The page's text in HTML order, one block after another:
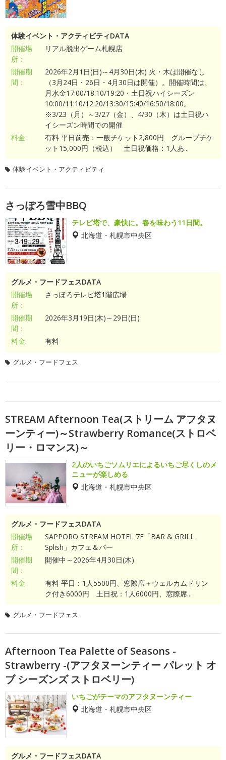
体験イベント・アクティビティDATA
開催場
所：
リアル脱出ゲーム札幌店
開催期
間：
2026年2月1日(日)～4月30日(木) 火・木は開催なし
（3月24日・26日・4月30日は開催）。開催時間は、
月水金17:00/18:10/19:20・土日祝ハイシーズン
10:00/11:10/12:20/13:30/15:40/16:50/18:00。
※3/23（月）～3/27（金）、4/30（木）は土日祝ハ
イシーズン時間での開催
料金:
有料 平日前売：一般チケット2,800円 グループチケ
ット15,000円（税込） 土日祝価格：1人あ...
体験イベント・アクティビティ
さっぽろ雪中BBQ
テレビ塔で、豪快に。春を味わう11日間。
北海道・札幌市中央区
グルメ・フードフェスDATA
開催場
所：
さっぽろテレビ塔1階広場
開催期
間：
2026年3月19日(木)～29日(日)
料金: 有料
グルメ・フードフェス
STREAM Afternoon Tea(ストリーム アフタヌ
ーンティー)～Strawberry Romance(ストロベ
リー・ロマンス)～
2人のいちごソムリエによるいちご尽くしのメ
ニューが楽しめる
北海道・札幌市中央区
グルメ・フードフェスDATA
開催場
所：
SAPPORO STREAM HOTEL 7F「BAR & GRILL
Splish」カフェ＆バー
開催期
間：
開催中～2026年4月30日(木)
料金:
有料 平日：1人5500円、窓際席＋ウェルカムドリン
ク付き6000円 土日祝：1人6000円、窓際席...
グルメ・フードフェス
Afternoon Tea Palette of Seasons -
Strawberry -(アフタヌーンティー パレット オ
ブ シーズンズ ストロベリー)
いちごがテーマのアフタヌーンティー
北海道・札幌市中央区
グルメ・フードフェスDATA